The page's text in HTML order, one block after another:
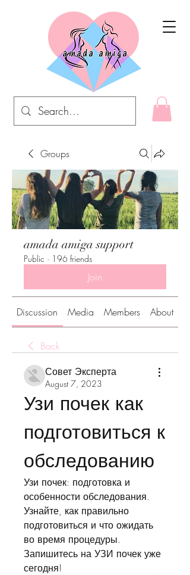
Groups
amada amiga support
Public · 196 friends
Join
Discussion Media Members About
Back
Совет Эксперта
August 7, 2023
Узи почек как
подготовиться к
обследованию
Узи почек: подготовка и
особенности обследования.
Узнайте, как правильно
подготовиться и что ожидать
во время процедуры.
Запишитесь на УЗИ почек уже
сегодня!